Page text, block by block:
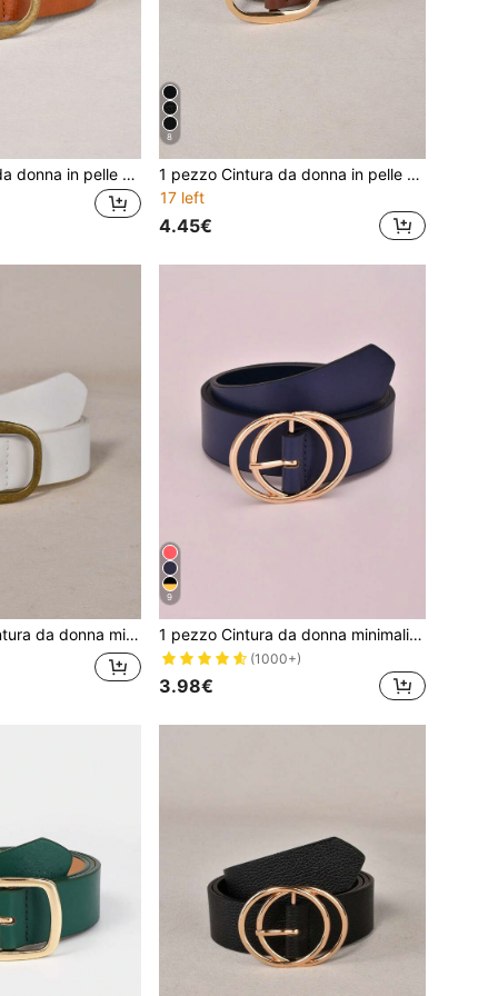
1 pezzo Cintura da donna in pelle PU versatile e minimalista alla moda
8
1 pezzo Cintura da donna in pelle PU versatile e minimalista alla moda
17 left
4.45€
punk bohémien vintage stile corte festa carina sexy elegante street in pelle PU per tutte le stagioni
9
1 pezzo Cintura da donna minimalista e versatile
(1000+)
3.98€